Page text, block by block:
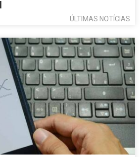
ÚLTIMAS NOTÍCIAS